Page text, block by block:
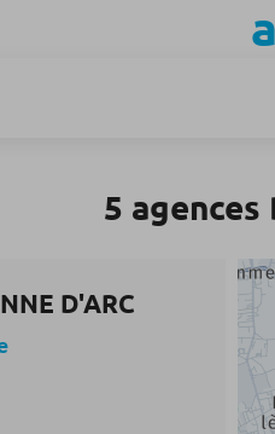
5 agences
D'ARC